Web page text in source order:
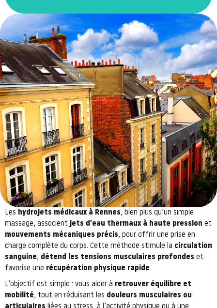
Les hydrojets médicaux à Rennes, bien plus qu’un simple
massage, associentjets d’eau thermaux à haute pression et
mouvements mécaniques précis, pour offrir une prise en
charge complète du corps. Cette méthode stimule la circulation
sanguine, détend les tensions musculaires profondes et
favorise une récupération physique rapide.
L’objectif est simple : vous aider à retrouver équilibre et
mobilité, tout en réduisant les douleurs musculaires ou